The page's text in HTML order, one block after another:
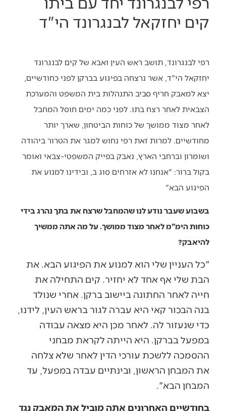
קים יחזקאל לבנגרונד הי"ד
רפי לבנגרונד, תושב ראש העין ואבא של קים לבנגרונד
יחזקאל הי"ד, אשר נרצחה בפיגוע בברקן לפני כחודשיים,
יצא למאבק חריף סביב התנהלות בית המשפט והמערכת
הצבאית לאחר רצח בתו. לפני כמה ימים חוסל המחבל
לאחר מצוד ממושך של כוחות הביטחון, שארך יותר
מחודשיים. למרות זאת רפי נחוש למגר את הטרור ביהודה
ושומרון וברחבי הארץ, נאבק בפייק המשפטי-צבאי ואומר
בקול ברור: "אנחנו לא אזרחים סוג ב, ובידינו למנוע את
הפיגוע הבא"
בשבוע שעבר נודע לנו שהמחבל שרצח את בתך נהרג בידי
כוחות הימ"מ לאחר מצוד ממושך. על מה אתה ממשיך
להיאבק?
"כל העניין שלי הוא למנוע את הפיגוע הבא. את
הבת שלי אף אחד לא יחזיר. קים התחילה את
חייה לאחר החתונה ביישוב ברקן. אחרי שנולד
בנה הבכור קאי היא עברה לגור בראש העין, לידנו,
כדי שנעזור לה. לאחר מכן היא מצאה עבודה
במפעל בברקן. היא הייתה לקראת מבחני
ההסמכה ללשכת עורכי הדין לאחר שלא צלחה
את המבחן הראשון, ובינתיים עבדה במפעל, עד
המבחן הבא".
בחודשיים האחרונים אתה מוביל את המאבק נגד